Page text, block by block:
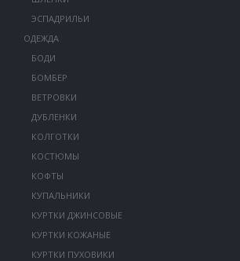
ЭСПАДРИЛЬИ
ОДЕЖДА
БОДИ
БОМБЕР
ВЕТРОВКИ
ДУБЛЕНКИ
КОЛГОТКИ
КОСТЮМЫ
КОФТЫ
КУПАЛЬНИКИ
КУРТКИ ДЖИНСОВЫЕ
КУРТКИ КОЖАНЫЕ
КУРТКИ ПУХОВИКИ